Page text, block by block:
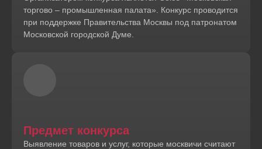
торгово – промышленная палата». Конкурс проводится
при поддержке Правительства Москвы под патронатом
Московской городской Думе.
Предмет конкурса
Выявление товаров и услуг, которые москвичи считают